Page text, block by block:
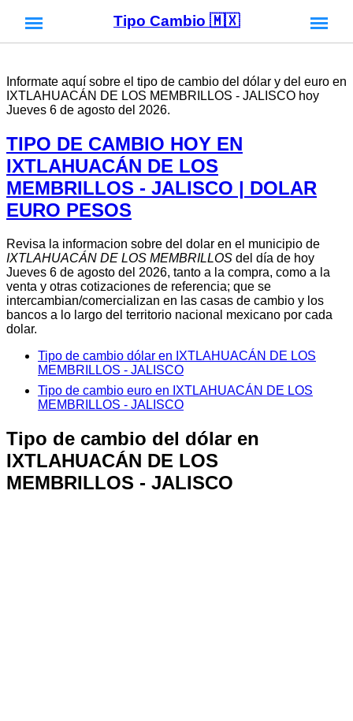
Tipo Cambio 🇲🇽
Informate aquí sobre el tipo de cambio del dólar y del euro en
IXTLAHUACÁN DE LOS MEMBRILLOS - JALISCO hoy
Jueves 6 de agosto del 2026.
TIPO DE CAMBIO HOY EN
IXTLAHUACÁN DE LOS
MEMBRILLOS - JALISCO | DOLAR
EURO PESOS
Revisa la informacion sobre del dolar en el municipio de
IXTLAHUACÁN DE LOS MEMBRILLOS del día de hoy
Jueves 6 de agosto del 2026, tanto a la compra, como a la
venta y otras cotizaciones de referencia; que se
intercambian/comercializan en las casas de cambio y los
bancos a lo largo del territorio nacional mexicano por cada
dolar.
Tipo de cambio dólar en IXTLAHUACÁN DE LOS
MEMBRILLOS - JALISCO
Tipo de cambio euro en IXTLAHUACÁN DE LOS
MEMBRILLOS - JALISCO
Tipo de cambio del dólar en
IXTLAHUACÁN DE LOS
MEMBRILLOS - JALISCO